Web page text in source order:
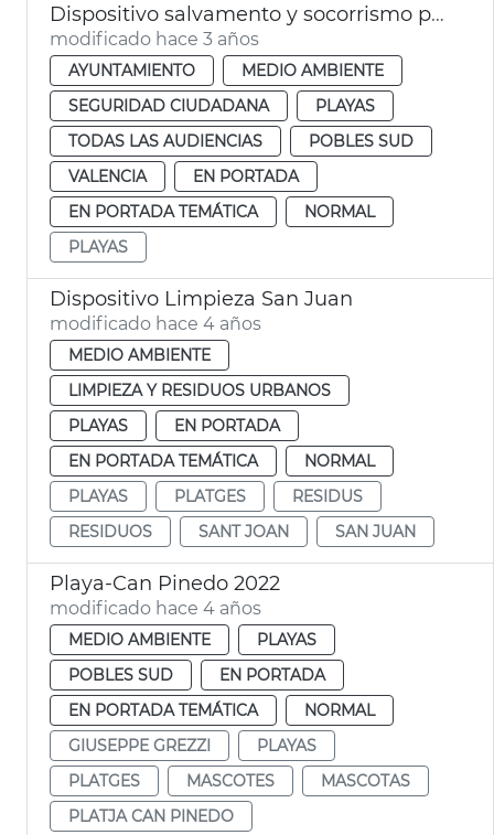
Dispositivo salvamento y socorrismo playas
modificado hace 3 años
AYUNTAMIENTO
MEDIO AMBIENTE
SEGURIDAD CIUDADANA
PLAYAS
TODAS LAS AUDIENCIAS
POBLES SUD
VALENCIA
EN PORTADA
EN PORTADA TEMÁTICA
NORMAL
PLAYAS
Dispositivo Limpieza San Juan
modificado hace 4 años
MEDIO AMBIENTE
LIMPIEZA Y RESIDUOS URBANOS
PLAYAS
EN PORTADA
EN PORTADA TEMÁTICA
NORMAL
PLAYAS
PLATGES
RESIDUS
RESIDUOS
SANT JOAN SAN JUAN
Playa-Can Pinedo 2022
modificado hace 4 años
MEDIO AMBIENTE
PLAYAS
POBLES SUD
EN PORTADA
EN PORTADA TEMÁTICA
NORMAL
GIUSEPPE GREZZI
PLAYAS
PLATGES
MASCOTES
MASCOTAS
PLATJA CAN PINEDO